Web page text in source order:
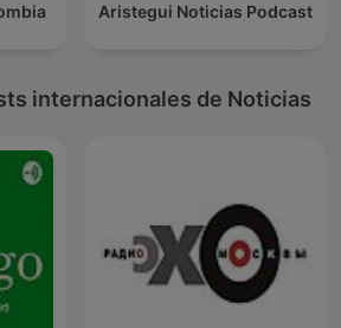
Aristegui Noticias Podcast
internacionales de Noticias